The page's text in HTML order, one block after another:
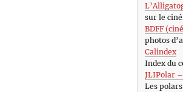
sur le
BDFF
photos
Calindex
Index du
JLIPolar
Les